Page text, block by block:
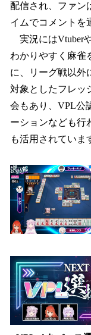
配信され、ファン
イムでコメントを
実況にはVtuber
わかりやすく麻雀
に、リーグ戦以外
対象としたフレッ
会もあり、VPL公
ーションなども行
も活用されていま